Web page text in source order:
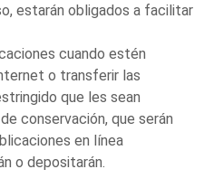
estarán obligados a facilitar
cuando estén
o transferir las
que les sean
conservación, que serán
en línea
o depositarán.